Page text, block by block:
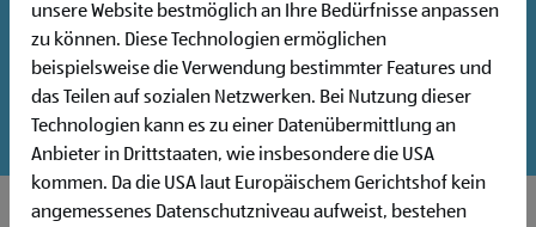
Entdecke unsere offenen Jobs oder abonniere deinen
persönlichen Jobalarm:
Jobsuche Jobalarm
unsere Website bestmöglich an Ihre Bedürfnisse anpassen
zu können. Diese Technologien ermöglichen
beispielsweise die Verwendung bestimmter Features und
das Teilen auf sozialen Netzwerken. Bei Nutzung dieser
Technologien kann es zu einer Datenübermittlung an
Anbieter in Drittstaaten, wie insbesondere die USA
kommen. Da die USA laut Europäischem Gerichtshof kein
angemessenes Datenschutzniveau aufweist, bestehen